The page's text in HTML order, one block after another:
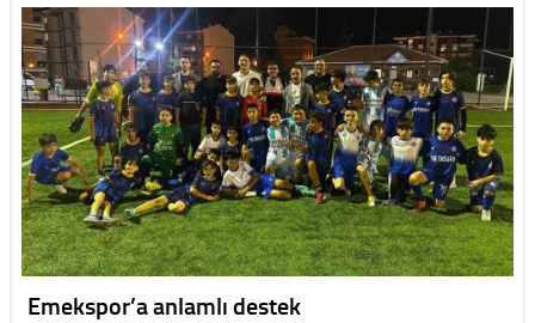
Emekspor’a anlamlı destek